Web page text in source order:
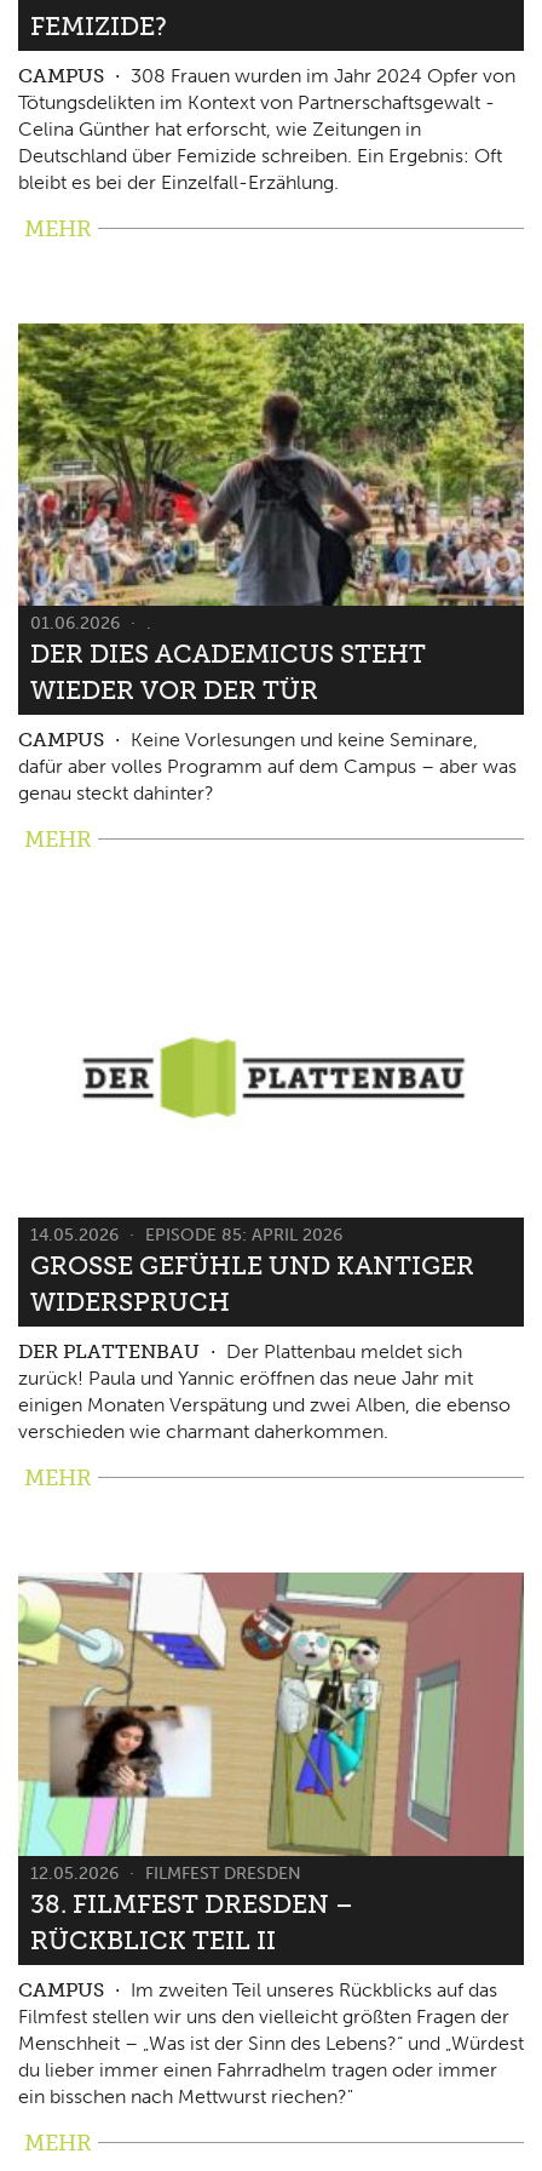
FEMIZIDE?
CAMPUS
308 Frauen wurden im Jahr 2024 Opfer von
Tötungsdelikten im Kontext von Partnerschaftsgewalt -
Celina Günther hat erforscht, wie Zeitungen in
Deutschland über Femizide schreiben. Ein Ergebnis: Oft
bleibt es bei der Einzelfall-Erzählung.
MEHR
01.06.2026 .
DER DIES ACADEMICUS STEHT
WIEDER VOR DER TÜR
CAMPUS
Keine Vorlesungen und keine Seminare,
dafür aber volles Programm auf dem Campus – aber was
genau steckt dahinter?
MEHR
14.05.2026 EPISODE 85: APRIL 2026
GROSSE GEFÜHLE UND KANTIGER W
IDERSPRUCH
DER PLATTENBAU
Der Plattenbau meldet sich
zurück! Paula und Yannic eröffnen das neue Jahr mit
einigen Monaten Verspätung und zwei Alben, die ebenso
verschieden wie charmant daherkommen.
MEHR
12.05.2026 FILMFEST DRESDEN
38. FILMFEST DRESDEN –
RÜCKBLICK TEIL II
CAMPUS
Im zweiten Teil unseres Rückblicks auf das
Filmfest stellen wir uns den vielleicht größten Fragen der
Menschheit – „Was ist der Sinn des Lebens?“ und „Würdest
du lieber immer einen Fahrradhelm tragen oder immer
ein bisschen nach Mettwurst riechen?"
MEHR